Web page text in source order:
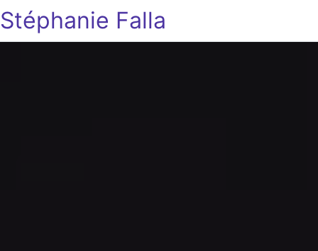
Stéphanie Falla